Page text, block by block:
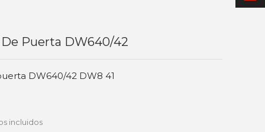
Puerta DW640/42
DW640/42 DW8 41
incluidos